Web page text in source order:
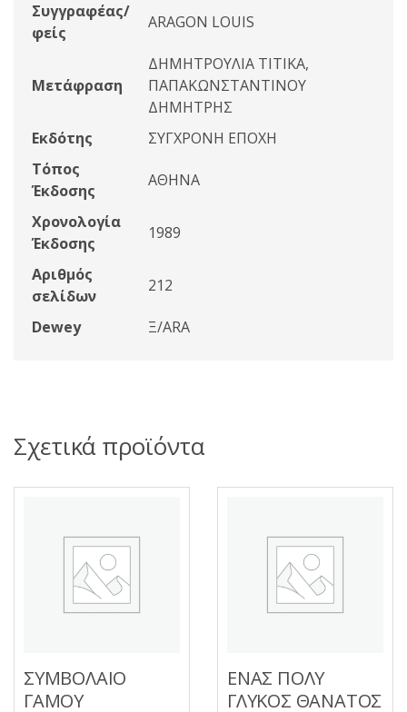
Συγγραφέας/
φείς
ARAGON LOUIS
Μετάφραση
ΔΗΜΗΤΡΟΥΛΙΑ ΤΙΤΙΚΑ,
ΠΑΠΑΚΩΝΣΤΑΝΤΙΝΟΥ
ΔΗΜΗΤΡΗΣ
Εκδότης
ΣΥΓΧΡΟΝΗ ΕΠΟΧΗ
Τόπος
Έκδοσης
ΑΘΗΝΑ
Χρονολογία
Έκδοσης
1989
Αριθμός
σελίδων
212
Dewey Ξ/ARA
Σχετικά προϊόντα
ΣΥΜΒΟΛΑΙΟ
ΓΑΜΟΥ
ΕΝΑΣ ΠΟΛΥ
ΓΛΥΚΟΣ ΘΑΝΑΤΟΣ